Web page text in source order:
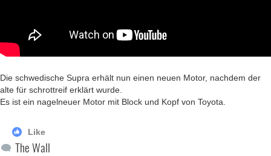
Die schwedische Supra erhält nun einen neuen Motor, nachdem der
alte für schrottreif erklärt wurde.
Es ist ein nagelneuer Motor mit Block und Kopf von Toyota.
Like
The Wall